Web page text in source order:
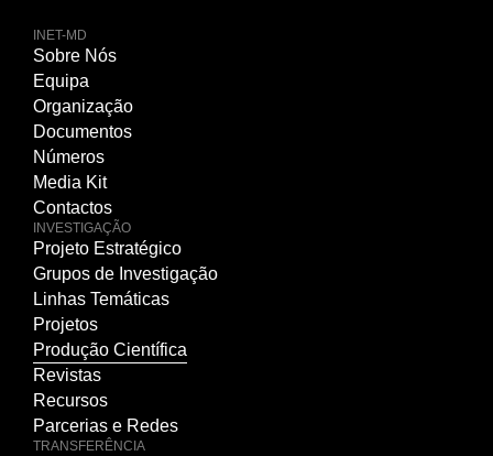
INET-MD
Sobre Nós
Equipa
Organização
Documentos
Números
Media Kit
Contactos
INVESTIGAÇÃO
Projeto Estratégico
Grupos de Investigação
Linhas Temáticas
Projetos
Produção Científica
Revistas
Recursos
Parcerias e Redes
TRANSFERÊNCIA